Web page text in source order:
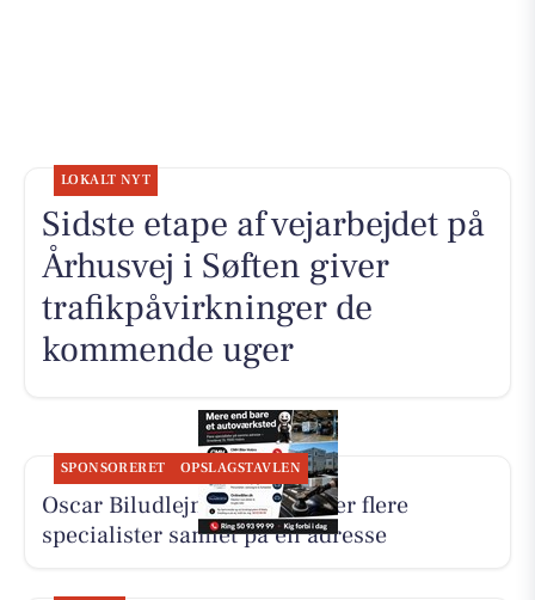
LOKALT NYT
Sidste etape af vejarbejdet på
Århusvej i Søften giver
trafikpåvirkninger de
kommende uger
SPONSORERET OPSLAGSTAVLEN
Oscar Biludlejning fremhæver flere
specialister samlet på én adresse